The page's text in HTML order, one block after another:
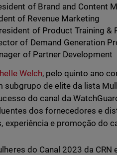
of Brand and Content
of Revenue Marketing
of Product Training &
of Demand Generation
of Partner Development
Welch, pelo quinto ano
subgrupo de elite da lista
do canal da
dos fornecedores e
experiência e promoção do
do Canal 2023 da CRN